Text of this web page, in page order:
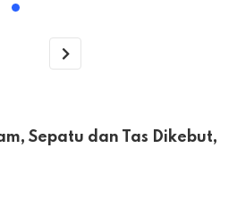
Sepatu dan Tas Dikebut,